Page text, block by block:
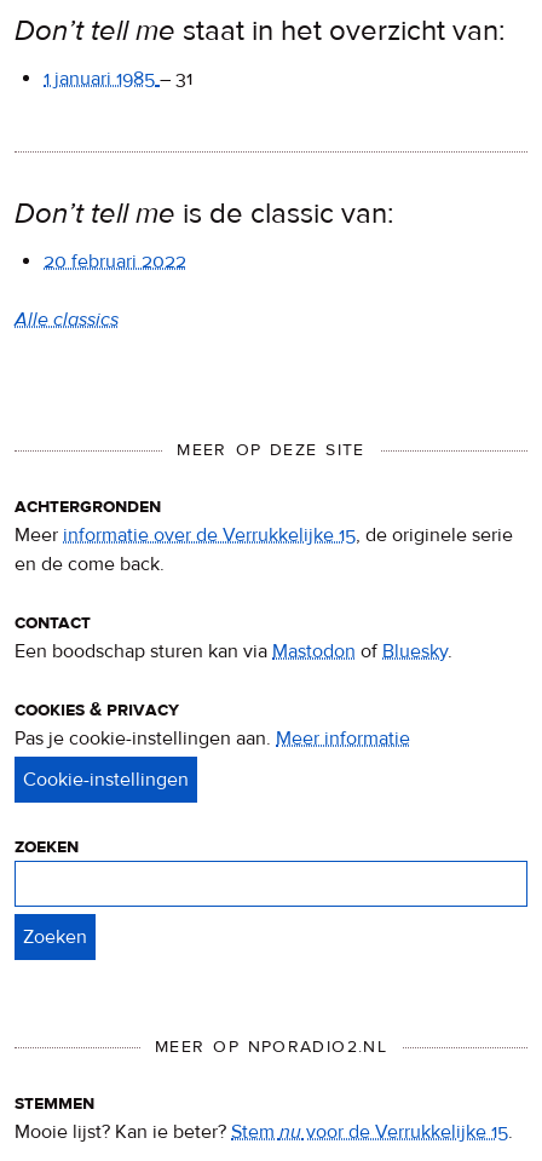
Don’t tell me staat in het overzicht van:
1 januari 1985 – 31
Don’t tell me is de classic van:
20 februari 2022
Alle classics
MEER OP DEZE SITE
achtergronden
Meer informatie over de Verrukkelijke 15, de originele serie
en de come back.
contact
Een boodschap sturen kan via Mastodon ofBluesky.
cookies & privacy
Pas je cookie-instellingen aan. Meer informatie
zoeken
MEER OP NPORADIO2.NL
stemmen
Mooie lijst? Kan ie beter? Stemnuvoor de Verrukkelijke 15.